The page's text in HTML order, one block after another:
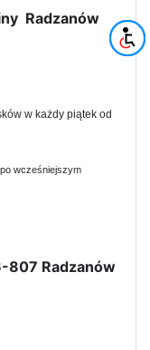
Radzanów
w każdy piątek od
wcześniejszym
807 Radzanów